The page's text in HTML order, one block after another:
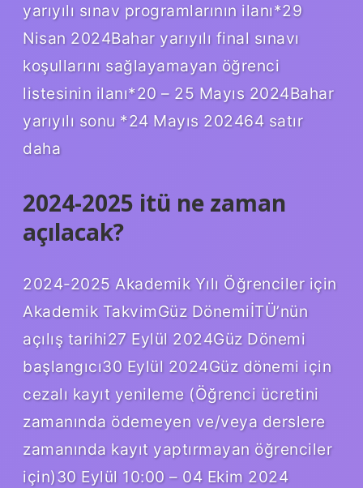
yarıyılı sınav programlarının ilanı*29
Nisan 2024Bahar yarıyılı final sınavı
koşullarını sağlayamayan öğrenci
listesinin ilanı*20 – 25 Mayıs 2024Bahar
yarıyılı sonu *24 Mayıs 202464 satır
daha
2024-2025 itü ne zaman
açılacak?
2024-2025 Akademik Yılı Öğrenciler için
Akademik TakvimGüz DönemiİTÜ’nün
açılış tarihi27 Eylül 2024Güz Dönemi
başlangıcı30 Eylül 2024Güz dönemi için
cezalı kayıt yenileme (Öğrenci ücretini
zamanında ödemeyen ve/veya derslere
zamanında kayıt yaptırmayan öğrenciler
için)30 Eylül 10:00 – 04 Ekim 2024